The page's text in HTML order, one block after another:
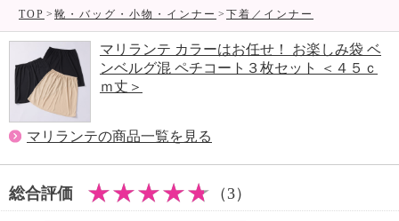
TOP 靴・バッグ・小物・インナー 下着／インナー
マリランテ カラーはお任せ！ お楽しみ袋 ベ
ンベルグ混 ペチコート３枚セット ＜４５ｃ
ｍ丈＞
マリランテの商品一覧を見る
総合評価 （3）